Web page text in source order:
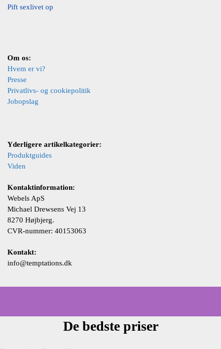
Pift sexlivet op
Om os:
Hvem er vi?
Presse
Privatlivs- og cookiepolitik
Jobopslag
Yderligere artikelkategorier:
Produktguides
Viden
Kontaktinformation:
Webels ApS
Michael Drewsens Vej 13
8270 Højbjerg.
CVR-nummer: 40153063
Kontakt:
info@temptations.dk
De bedste priser